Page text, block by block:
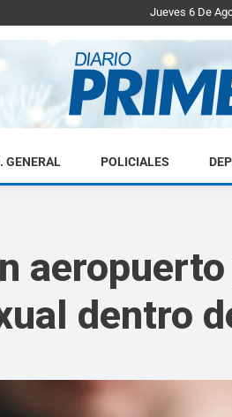
Jueves 6 De
GENERAL POLICIALES
dentro